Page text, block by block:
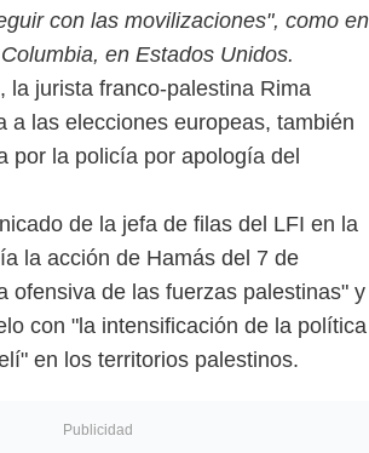
con las movilizaciones", como en
en Estados Unidos.
la jurista franco-palestina Rima
a las elecciones europeas, también
por la policía por apología del
de la jefa de filas del LFI en la
la acción de Hamás del 7 de
ofensiva de las fuerzas palestinas" y
con "la intensificación de la política
en los territorios palestinos.